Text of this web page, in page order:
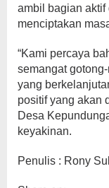
ambil bagian aktif
menciptakan
“Kami percaya
semangat
yang
positif yang akan
Desa
keyakinan.
Penulis : Rony